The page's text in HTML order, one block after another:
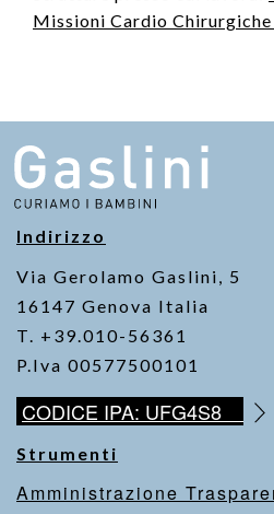
Missioni Cardio
Indirizzo
Via Gerolamo Gaslini, 5
16147 Genova Italia
T. +39.010-56361
P.Iva 00577500101
CODICE IPA: UFG4S8
Strumenti
Amministrazione